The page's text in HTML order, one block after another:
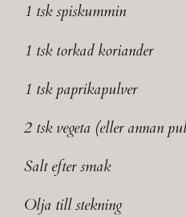
1 tsk spiskummin
1 tsk torkad koriander
1 tsk paprikapulver
2 tsk vegeta (eller annan
Salt efter smak
Olja till stekning